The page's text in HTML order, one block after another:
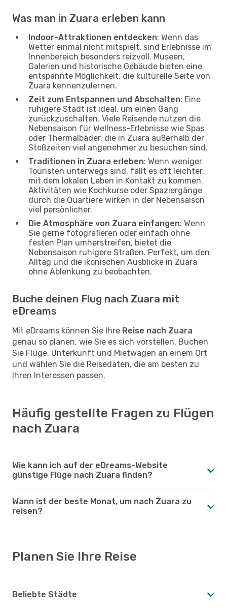
Was man in Zuara erleben kann
Indoor-Attraktionen entdecken: Wenn das
Wetter einmal nicht mitspielt, sind Erlebnisse im
Innenbereich besonders reizvoll. Museen,
Galerien und historische Gebäude bieten eine
entspannte Möglichkeit, die kulturelle Seite von
Zuara kennenzulernen.
Zeit zum Entspannen und Abschalten: Eine
ruhigere Stadt ist ideal, um einen Gang
zurückzuschalten. Viele Reisende nutzen die
Nebensaison für Wellness-Erlebnisse wie Spas
oder Thermalbäder, die in Zuara außerhalb der
Stoßzeiten viel angenehmer zu besuchen sind.
Traditionen in Zuara erleben: Wenn weniger
Touristen unterwegs sind, fällt es oft leichter,
mit dem lokalen Leben in Kontakt zu kommen.
Aktivitäten wie Kochkurse oder Spaziergänge
durch die Quartiere wirken in der Nebensaison
viel persönlicher.
Die Atmosphäre von Zuara einfangen: Wenn
Sie gerne fotografieren oder einfach ohne
festen Plan umherstreifen, bietet die
Nebensaison ruhigere Straßen. Perfekt, um den
Alltag und die ikonischen Ausblicke in Zuara
ohne Ablenkung zu beobachten.
Buche deinen Flug nach Zuara mit
eDreams
Mit eDreams können Sie Ihre Reise nach Zuara
genau so planen, wie Sie es sich vorstellen. Buchen
Sie Flüge, Unterkunft und Mietwagen an einem Ort
und wählen Sie die Reisedaten, die am besten zu
Ihren Interessen passen.
Häufig gestellte Fragen zu Flügen
nach Zuara
Wie kann ich auf der eDreams-Website
günstige Flüge nach Zuara finden?
Wann ist der beste Monat, um nach Zuara zu
reisen?
Planen Sie Ihre Reise
Beliebte Städte